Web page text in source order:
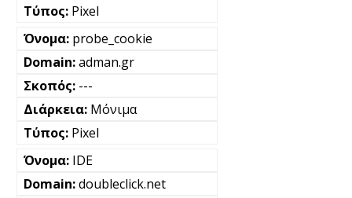
Pixel
probe_cookie
adman.gr
---
Μόνιμα
Pixel
IDE
doubleclick.net